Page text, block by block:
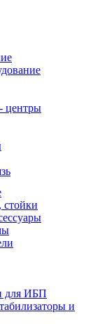
центры
для ИБП
и